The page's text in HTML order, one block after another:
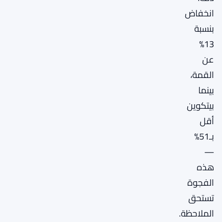
انخفاض
بنسبة
13%
عن
القمة،
بينما
بيتكوين
أقل
بـ51%
—
هذه
الفجوة
تستحق
الملاحظة.